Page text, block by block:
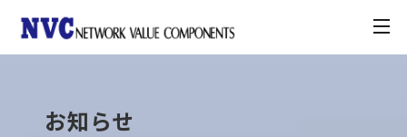
toggle
お知らせ